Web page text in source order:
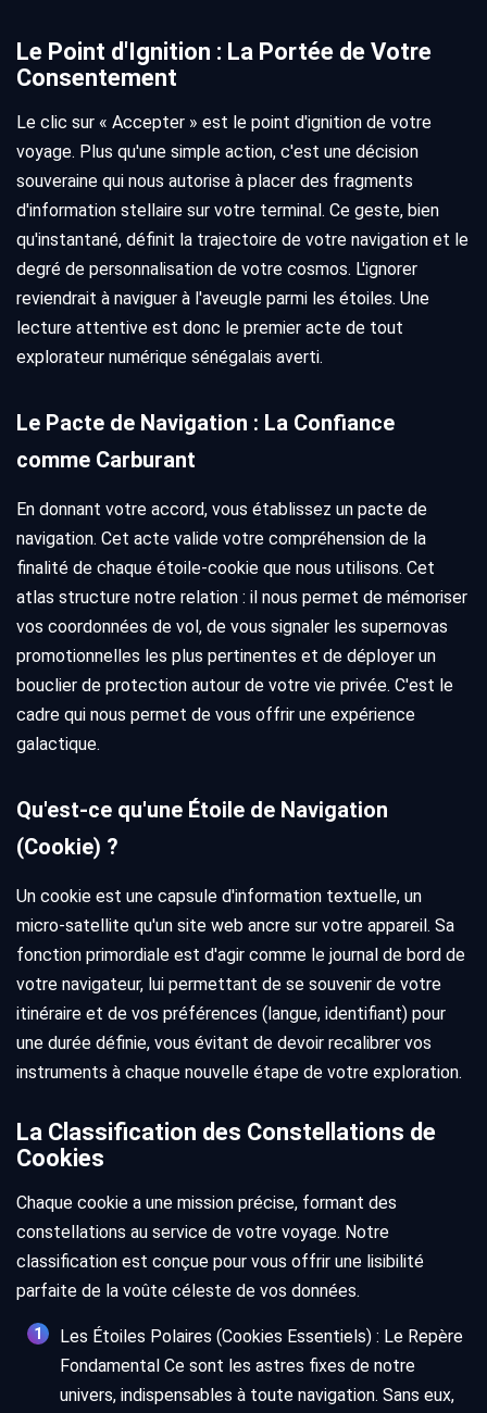
Le Point d'Ignition : La Portée de Votre
Consentement
Le clic sur « Accepter » est le point d'ignition de votre
voyage. Plus qu'une simple action, c'est une décision
souveraine qui nous autorise à placer des fragments
d'information stellaire sur votre terminal. Ce geste, bien
qu'instantané, définit la trajectoire de votre navigation et le
degré de personnalisation de votre cosmos. L'ignorer
reviendrait à naviguer à l'aveugle parmi les étoiles. Une
lecture attentive est donc le premier acte de tout
explorateur numérique sénégalais averti.
Le Pacte de Navigation : La Confiance
comme Carburant
En donnant votre accord, vous établissez un pacte de
navigation. Cet acte valide votre compréhension de la
finalité de chaque étoile-cookie que nous utilisons. Cet
atlas structure notre relation : il nous permet de mémoriser
vos coordonnées de vol, de vous signaler les supernovas
promotionnelles les plus pertinentes et de déployer un
bouclier de protection autour de votre vie privée. C'est le
cadre qui nous permet de vous offrir une expérience
galactique.
Qu'est-ce qu'une Étoile de Navigation
(Cookie) ?
Un cookie est une capsule d'information textuelle, un
micro-satellite qu'un site web ancre sur votre appareil. Sa
fonction primordiale est d'agir comme le journal de bord de
votre navigateur, lui permettant de se souvenir de votre
itinéraire et de vos préférences (langue, identifiant) pour
une durée définie, vous évitant de devoir recalibrer vos
instruments à chaque nouvelle étape de votre exploration.
La Classification des Constellations de
Cookies
Chaque cookie a une mission précise, formant des
constellations au service de votre voyage. Notre
classification est conçue pour vous offrir une lisibilité
parfaite de la voûte céleste de vos données.
Les Étoiles Polaires (Cookies Essentiels) : Le Repère
Fondamental Ce sont les astres fixes de notre
univers, indispensables à toute navigation. Sans eux,